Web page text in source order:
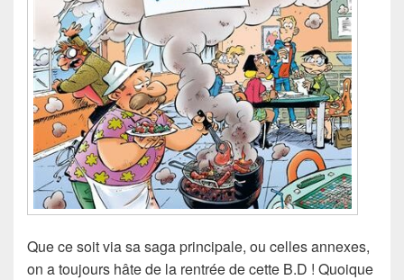
Que ce soit via sa saga principale, ou celles annexes,
on a toujours hâte de la rentrée de cette B.D ! Quoique